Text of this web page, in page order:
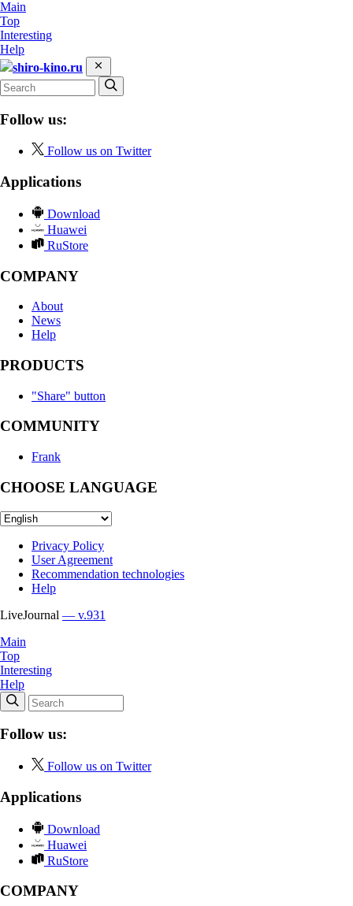
Main
Top
Interesting
Help
shiro-kino.ru
Follow us:
Follow us on Twitter
Applications
Download
Huawei
RuStore
COMPANY
About
News
Help
PRODUCTS
"Share" button
COMMUNITY
Frank
CHOOSE LANGUAGE
Privacy Policy
User Agreement
Recommendation technologies
Help
LiveJournal — v.931
Main
Top
Interesting
Help
Follow us:
Follow us on Twitter
Applications
Download
Huawei
RuStore
COMPANY